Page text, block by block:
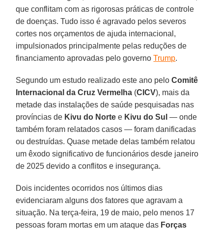
que conflitam com as rigorosas práticas de controle
de doenças. Tudo isso é agravado pelos severos
cortes nos orçamentos de ajuda internacional,
impulsionados principalmente pelas reduções de
financiamento aprovadas pelo governoTrump.
Segundo um estudo realizado este ano peloComitê
Internacional da Cruz Vermelha (CICV), mais da
metade das instalações de saúde pesquisadas nas
províncias de Kivu do Norte e Kivu do Sul — onde
também foram relatados casos — foram danificadas
ou destruídas. Quase metade delas também relatou
um êxodo significativo de funcionários desde janeiro
de 2025 devido a conflitos e insegurança.
Dois incidentes ocorridos nos últimos dias
evidenciaram alguns dos fatores que agravam a
situação. Na terça-feira, 19 de maio, pelo menos 17
pessoas foram mortas em um ataque das Forças